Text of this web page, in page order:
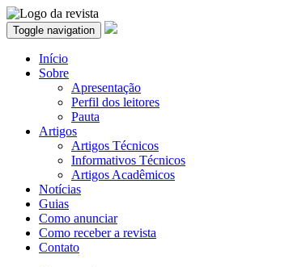
Toggle navigation
Início
Sobre
Apresentação
Perfil dos leitores
Pauta
Artigos
Artigos Técnicos
Informativos Técnicos
Artigos Acadêmicos
Notícias
Guias
Como anunciar
Como receber a revista
Contato